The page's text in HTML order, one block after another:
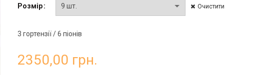
Розмір Очистити
3 гортензії / 6 піонів
2350,00 грн.